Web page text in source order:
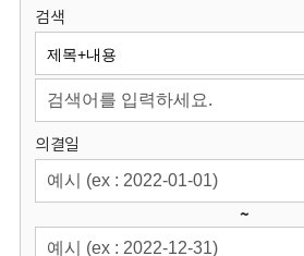
원
회
검색
의결일
~